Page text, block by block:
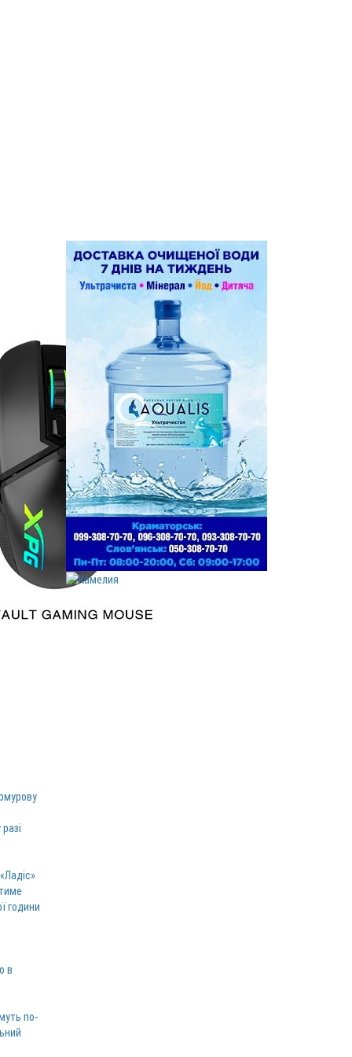
години
в
по-